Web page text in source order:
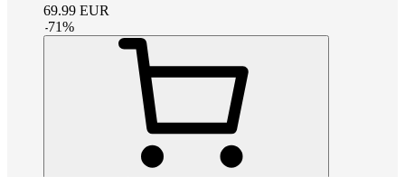
69.99 EUR
-71%